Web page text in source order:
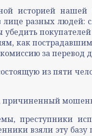
историей нашей
разных людей:
как
за перевод
из пяти
преступники
взяли эту